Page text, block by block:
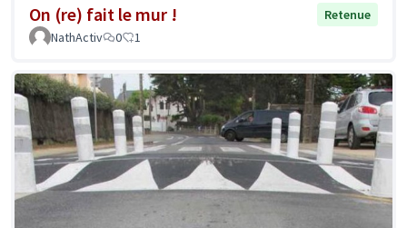
On (re) fait le mur !
Retenue
NathActiv
0 1